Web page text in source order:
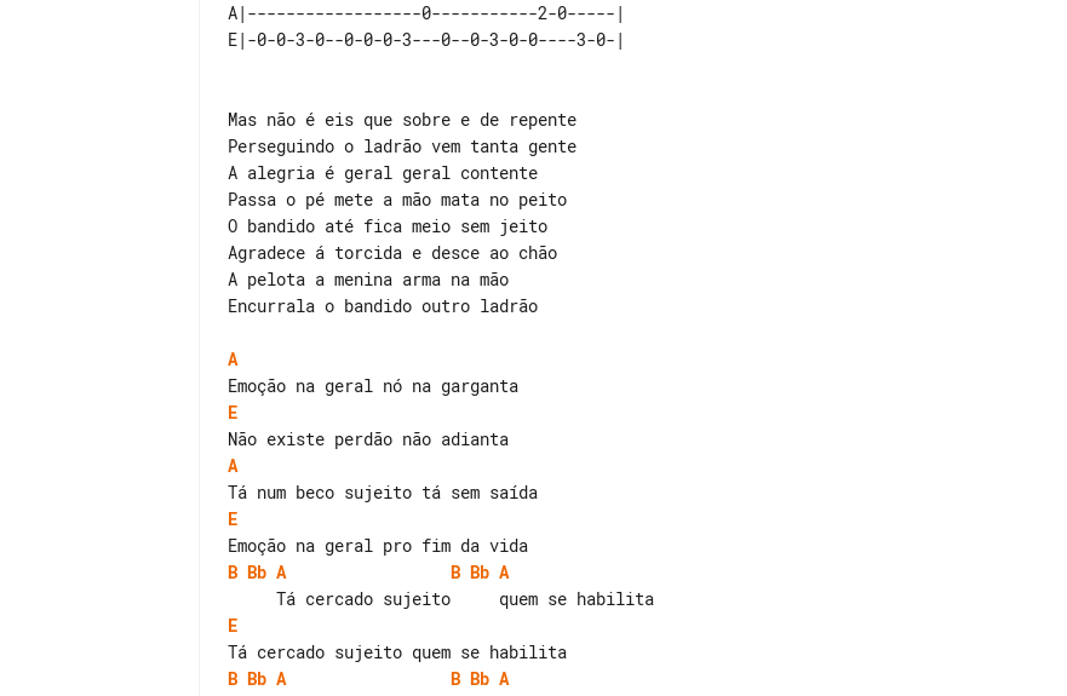
A|------------------0-----------2-0-----|
Mas não é eis que sobre e de repente
Perseguindo o ladrão vem tanta gente
A alegria é geral geral contente
Passa o pé mete a mão mata no peito
O bandido até fica meio sem jeito
Agradece á torcida e desce ao chão
A pelota a menina arma na mão
Encurrala o bandido outro ladrão
A
E
A
E
B Bb A B Bb A
E
B Bb A B Bb A